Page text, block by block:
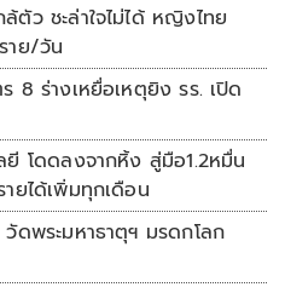
ตัว ชะล่าใจไม่ได้ หญิงไทย
าย/วัน
8 ร่างเหยื่อเหตุยิง รร. เปิด
ยี โดดลงจากหิ้ง สู่มือ1.2หมื่น
ายได้เพิ่มทุกเดือน
ดพระมหาธาตุฯ มรดกโลก